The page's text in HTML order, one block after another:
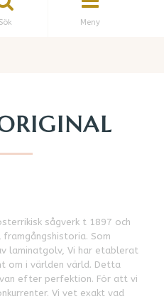
Meny
Sök
sågverk t 1897 och
Som
laminatgolv, Vi har etablerat
om i världen värld. Detta
efter perfektion. För att vi
Vi vet exakt vad